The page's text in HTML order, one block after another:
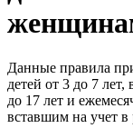
Данные правила
детей от 3 до 7
до 17 лет и
вставшим на учет в